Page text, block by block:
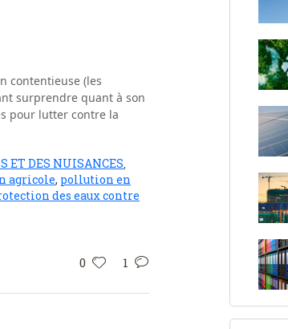
contentieuse (les
surprendre quant à son
pour lutter contre la
ET DES NUISANCES
agricole, pollution en
des eaux contre
0 1